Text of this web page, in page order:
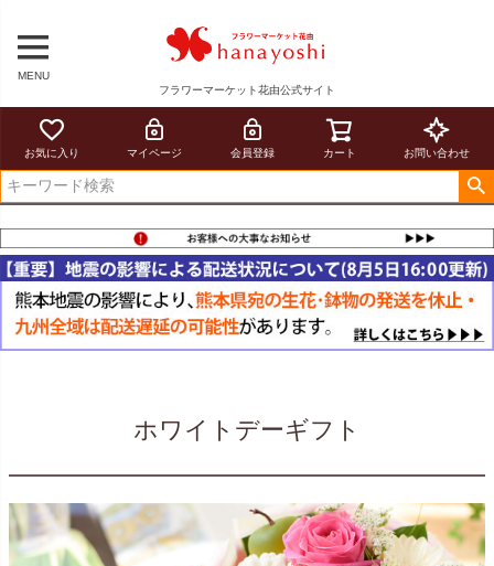
MENU
フラワーマーケット花由公式サイト
お気に入り マイページ 会員登録 カート お問い合わせ
ホワイトデーギフト